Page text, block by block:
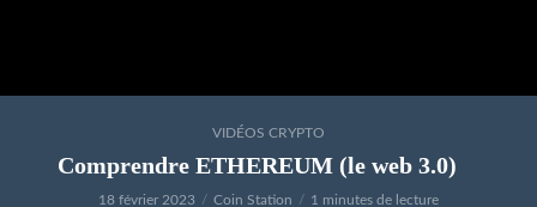
VIDÉOS CRYPTO
Comprendre ETHEREUM (le web 3.0)
18 février 2023 Coin Station 1 minutes de lecture